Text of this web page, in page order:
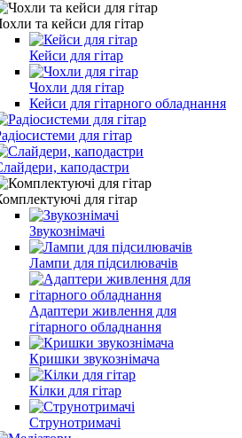
та кейси для гітар
Кейси для гітар
Чохли для гітар
Кейси для гітарного обладнання
для гітар
каподастри
для гітар
Звукознімачі
Лампи для підсилювачів
Адаптери живлення для
гітарного обладнання
Кришки звукознімача
Кілки для гітар
Струнотримачі